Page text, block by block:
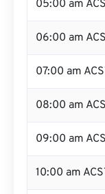
05:00 am
06:00 am
07:00 am
08:00 am
09:00 am
10:00 am